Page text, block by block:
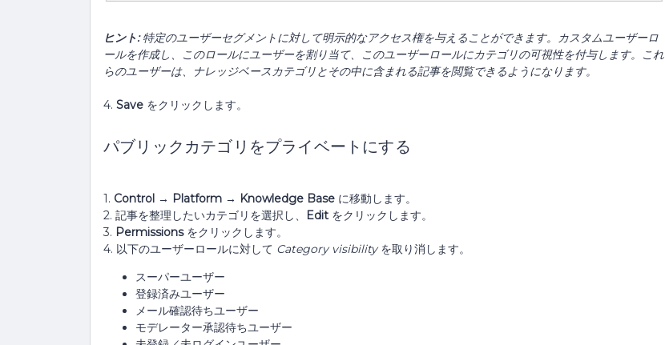
ヒント:特定のユーザーセグメントに対して明示的なアクセス権を与えることができます。カスタムユーザーロ
ールを作成し、このロールにユーザーを割り当て、このユーザーロールにカテゴリの可視性を付与します。これ
らのユーザーは、ナレッジベースカテゴリとその中に含まれる記事を閲覧できるようになります。
4. Save をクリックします。
パブリックカテゴリをプライベートにする
1. Control → Platform → Knowledge Base に移動します。
2. 記事を整理したいカテゴリを選択し、
Edit をクリックします。
3. Permissionsをクリックします。
4. 以下のユーザーロールに対して Category visibilityを取り消します。
スーパーユーザー
登録済みユーザー
メール確認待ちユーザー
モデレーター承認待ちユーザー